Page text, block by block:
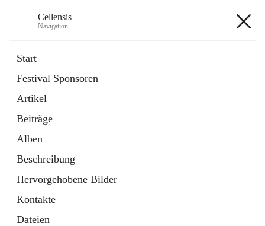
Cellensis
Navigation
Start
Festival Sponsoren
Artikel
Beiträge
Alben
Beschreibung
Hervorgehobene Bilder
Kontakte
Dateien
Festival Sponsoren